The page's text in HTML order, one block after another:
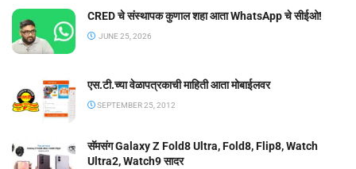
CRED चे संस्थापक कुणाल शहा आता WhatsApp चे सीईओ!
JUNE 25, 2026
एस.टी.च्या वेळापत्रकाची माहिती आता मोबाईलवर
SEPTEMBER 25, 2012
सॅमसंग Galaxy Z Fold8 Ultra, Fold8, Flip8, Watch
Ultra2, Watch9 सादर